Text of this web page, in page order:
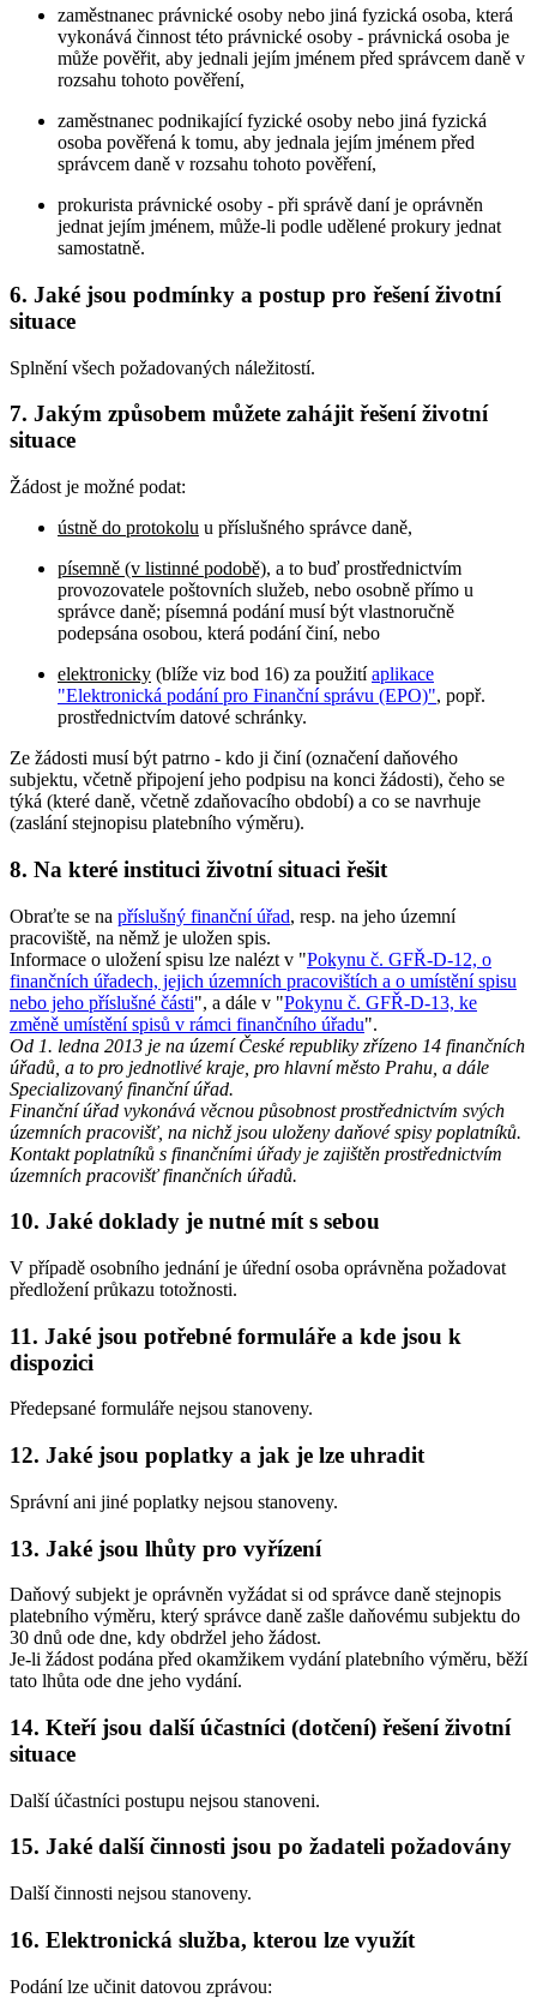
zaměstnanec právnické osoby nebo jiná fyzická osoba, která
vykonává činnost této právnické osoby - právnická osoba je
může pověřit, aby jednali jejím jménem před správcem daně v
rozsahu tohoto pověření,
zaměstnanec podnikající fyzické osoby nebo jiná fyzická
osoba pověřená k tomu, aby jednala jejím jménem před
správcem daně v rozsahu tohoto pověření,
prokurista právnické osoby - při správě daní je oprávněn
jednat jejím jménem, může-li podle udělené prokury jednat
samostatně.
6. Jaké jsou podmínky a postup pro řešení životní
situace
Splnění všech požadovaných náležitostí.
7. Jakým způsobem můžete zahájit řešení životní
situace
Žádost je možné podat:
ústně do protokolu u příslušného správce daně,
písemně (v listinné podobě), a to buď prostřednictvím
provozovatele poštovních služeb, nebo osobně přímo u
správce daně; písemná podání musí být vlastnoručně
podepsána osobou, která podání činí, nebo
elektronicky (blíže viz bod 16) za použitíaplikace
"Elektronická podání pro Finanční správu (EPO)", popř.
prostřednictvím datové schránky.
Ze žádosti musí být patrno - kdo ji činí (označení daňového
subjektu, včetně připojení jeho podpisu na konci žádosti), čeho se
týká (které daně, včetně zdaňovacího období) a co se navrhuje
(zaslání stejnopisu platebního výměru).
8. Na které instituci životní situaci řešit
Obraťte se na příslušný finanční úřad, resp. na jeho územní
pracoviště, na němž je uložen spis.
Informace o uložení spisu lze nalézt v "Pokynu č. GFŘ-D-12, o
finančních úřadech, jejich územních pracovištích a o umístění spisu
nebo jeho příslušné části", a dále v "Pokynu č. GFŘ-D-13, ke
změně umístění spisů v rámci finančního úřadu".
Od 1. ledna 2013 je na území České republiky zřízeno 14 finančních
úřadů, a to pro jednotlivé kraje, pro hlavní město Prahu, a dále
Specializovaný finanční úřad.
Finanční úřad vykonává věcnou působnost prostřednictvím svých
územních pracovišť, na nichž jsou uloženy daňové spisy poplatníků.
Kontakt poplatníků s finančními úřady je zajištěn prostřednictvím
územních pracovišť finančních úřadů.
10. Jaké doklady je nutné mít s sebou
V případě osobního jednání je úřední osoba oprávněna požadovat
předložení průkazu totožnosti.
11. Jaké jsou potřebné formuláře a kde jsou k
dispozici
Předepsané formuláře nejsou stanoveny.
12. Jaké jsou poplatky a jak je lze uhradit
Správní ani jiné poplatky nejsou stanoveny.
13. Jaké jsou lhůty pro vyřízení
Daňový subjekt je oprávněn vyžádat si od správce daně stejnopis
platebního výměru, který správce daně zašle daňovému subjektu do
30 dnů ode dne, kdy obdržel jeho žádost.
Je-li žádost podána před okamžikem vydání platebního výměru, běží
tato lhůta ode dne jeho vydání.
14. Kteří jsou další účastníci (dotčení) řešení životní
situace
Další účastníci postupu nejsou stanoveni.
15. Jaké další činnosti jsou po žadateli požadovány
Další činnosti nejsou stanoveny.
16. Elektronická služba, kterou lze využít
Podání lze učinit datovou zprávou: